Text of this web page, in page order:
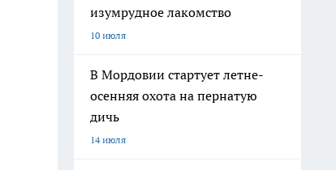
изумрудное лакомство
10 июля
В Мордовии стартует летне-
осенняя охота на пернатую
дичь
14 июля